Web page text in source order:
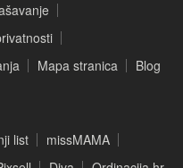
Mapa stranica Blog
list
missMAMA